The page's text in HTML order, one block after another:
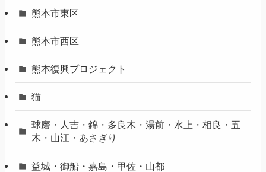
熊本市東区
熊本市西区
熊本復興プロジェクト
猫
球磨・人吉・錦・多良木・湯前・水上・相良・五
木・山江・あさぎり
益城・御船・嘉島・甲佐・山都